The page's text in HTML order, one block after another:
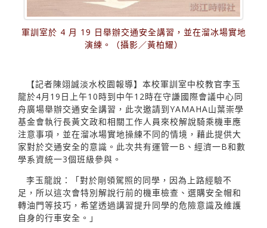
軍訓室於 4 月 19 日舉辦交通安全講習，並在溜冰場實地
演練。（攝影／黃柏耀）
【記者陳翊誠淡水校園報導】本校軍訓室中校教官李玉
龍於4月19日上午10時到中午12時在守謙國際會議中心同
舟廣場舉辦交通安全講習，此次邀請到YAMAHA山葉崇學
基金會執行長黃文政和相關工作人員來校解說騎乘機車應
注意事項，並在溜冰場實地操練不同的情境，藉此提供大
家對於交通安全的意識。此次共有運管一B、經濟一B和數
學系資統一3個班級參與。
李玉龍說：「對於剛領駕照的同學，因為上路經驗不
足，所以這次會特別解說行前的機車檢查、選購安全帽和
轉油門等技巧，希望透過講習提升同學的危險意識及維護
自身的行車安全。」